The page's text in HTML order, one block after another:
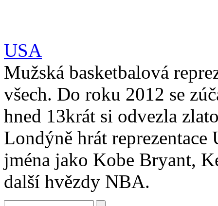
USA
Mužská basketbalová
všech. Do roku 2012 se
hned 13krát si odvezla
Londýně hrát
jména jako Kobe Bryant,
další hvězdy NBA.